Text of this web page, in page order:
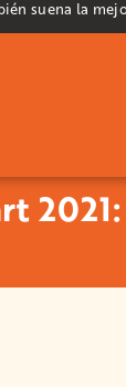
suena la